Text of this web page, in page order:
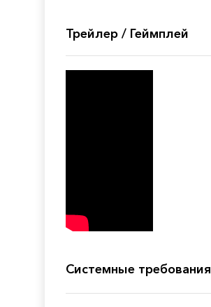
Трейлер / Геймплей
Системные требования